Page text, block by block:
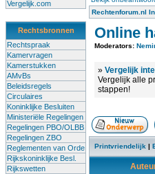
Vergelijk.com
Rechtsbronnen
Rechtspraak
Kamervragen
Kamerstukken
AMvBs
Beleidsregels
Circulaires
Koninklijke Besluiten
Ministeriële Regelingen
Regelingen PBO/OLBB
Regelingen ZBO
Reglementen van Orde
Rijkskoninklijke Besl.
Rijkswetten
Rechtenforum.nl
Online
Moderators:
» Vergelijk
Vergelijk alle
stappen!
Printvriendelijk |